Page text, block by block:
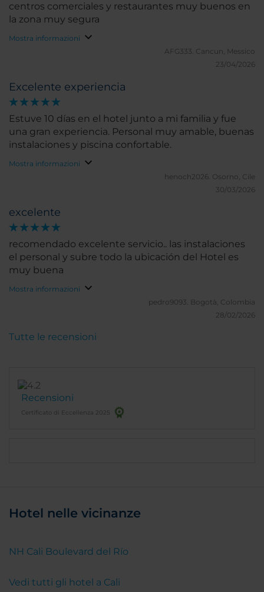
centros comerciales y restaurantes muy buenos en
la zona muy segura
Mostra informazioni
AFG333. Cancun, Messico
23/04/2026
Excelente experiencia
Estuve 10 días en el hotel junto a mi familia y fue
una gran experiencia. Personal muy amable, buenas
instalaciones y piscina confortable.
Mostra informazioni
henoch2026. Osorno, Cile
30/03/2026
excelente
recomendado excelente servicio.. las instalaciones
el personal y subre todo la ubicación del Hotel es
muy buena
Mostra informazioni
pedro9093. Bogotà, Colombia
28/02/2026
Recensioni
Certificato di Eccellenza 2025
Tutte le recensioni
Hotel nelle vicinanze
NH Cali Boulevard del Río
Vedi tutti gli hotel a Cali